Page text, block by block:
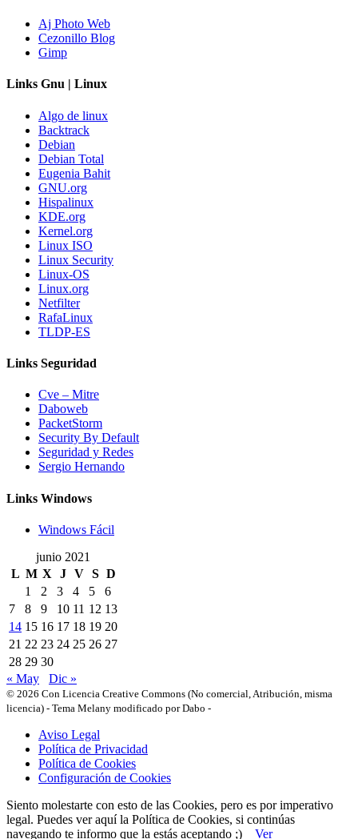
Aj Photo Web
Cezonillo Blog
Gimp
Links Gnu | Linux
Algo de linux
Backtrack
Debian
Debian Total
Eugenia Bahit
GNU.org
Hispalinux
KDE.org
Kernel.org
Linux ISO
Linux Security
Linux-OS
Linux.org
Netfilter
RafaLinux
TLDP-ES
Links Seguridad
Cve – Mitre
Daboweb
PacketStorm
Security By Default
Seguridad y Redes
Sergio Hernando
Links Windows
Windows Fácil
junio 2021
L M X J V S D
1
2 3 4 5
6
7
8 9 10 11 12 13
14 15 16 17 18 19 20
21 22 23 24 25 26 27
28 29 30
« May
Dic »
© 2026 Con Licencia Creative Commons (No comercial, Atribución, misma
licencia) - Tema Melany modificado por Dabo -
Aviso Legal
Política de Privacidad
Política de Cookies
Configuración de Cookies
Siento molestarte con esto de las Cookies, pero es por imperativo
legal. Puedes ver aquí la Política de Cookies, si continúas
navegando te informo que la estás aceptando ;) Ver